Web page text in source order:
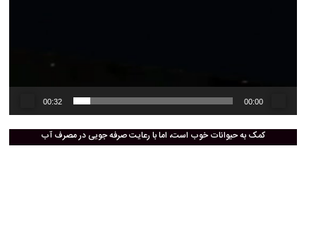
00:00
00:32
کمک به حیوانات خوب است، اما با رعایت صرفه جویی در مصرف آب